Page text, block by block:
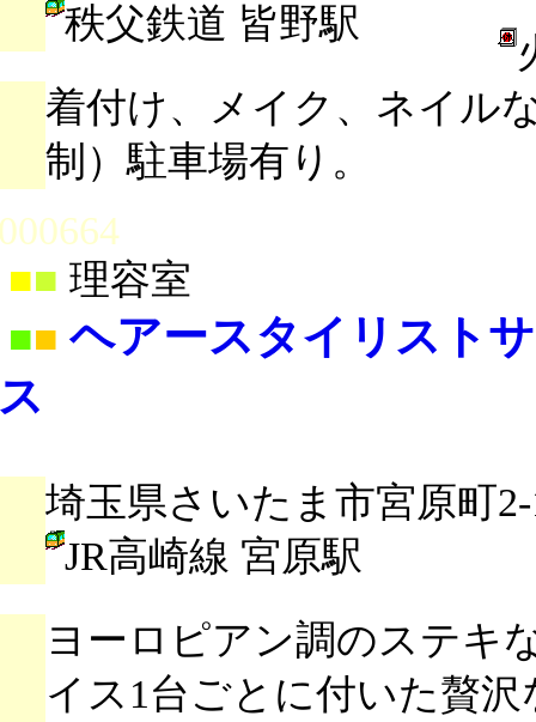
秩父鉄道 皆野駅
着付け、メイク、ネイル
制）駐車場有り。
■ 理容室
■■ ヘアースタイリスト
埼玉県さいたま市宮原町2-
JR高崎線 宮原駅
ヨーロピアン調のステキ
イス1台ごとに付いた贅